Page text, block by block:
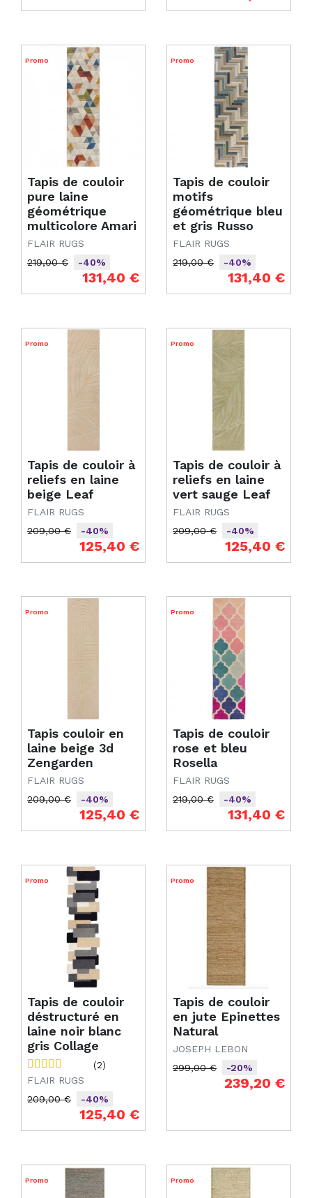
Tapis de couloir
pure laine
géométrique
multicolore Amari
FLAIR RUGS
Prix de base
219,00 €
-40%
131,40 €
Promo
Tapis de couloir
motifs
géométrique bleu
et gris Russo
FLAIR RUGS
Prix de base
219,00 €
-40%
131,40 €
Promo
Tapis de couloir à
reliefs en laine
beige Leaf
FLAIR RUGS
Prix de base
209,00 €
-40%
125,40 €
Promo
Tapis de couloir à
reliefs en laine
vert sauge Leaf
FLAIR RUGS
Prix de base
209,00 €
-40%
125,40 €
Promo
Tapis couloir en
laine beige 3d
Zengarden
FLAIR RUGS
Prix de base
209,00 €
-40%
125,40 €
Promo
Tapis de couloir
rose et bleu
Rosella
FLAIR RUGS
Prix de base
219,00 €
-40%
131,40 €
Promo
Tapis de couloir
déstructuré en
laine noir blanc
gris Collage
(2)
FLAIR RUGS
Prix de base
209,00 €
-40%
125,40 €
Promo
Tapis de couloir
en jute Epinettes
Natural
JOSEPH LEBON
Prix de base
299,00 €
-20%
239,20 €
Promo
Promo Promo